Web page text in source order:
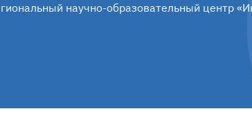
научно-образовательный центр